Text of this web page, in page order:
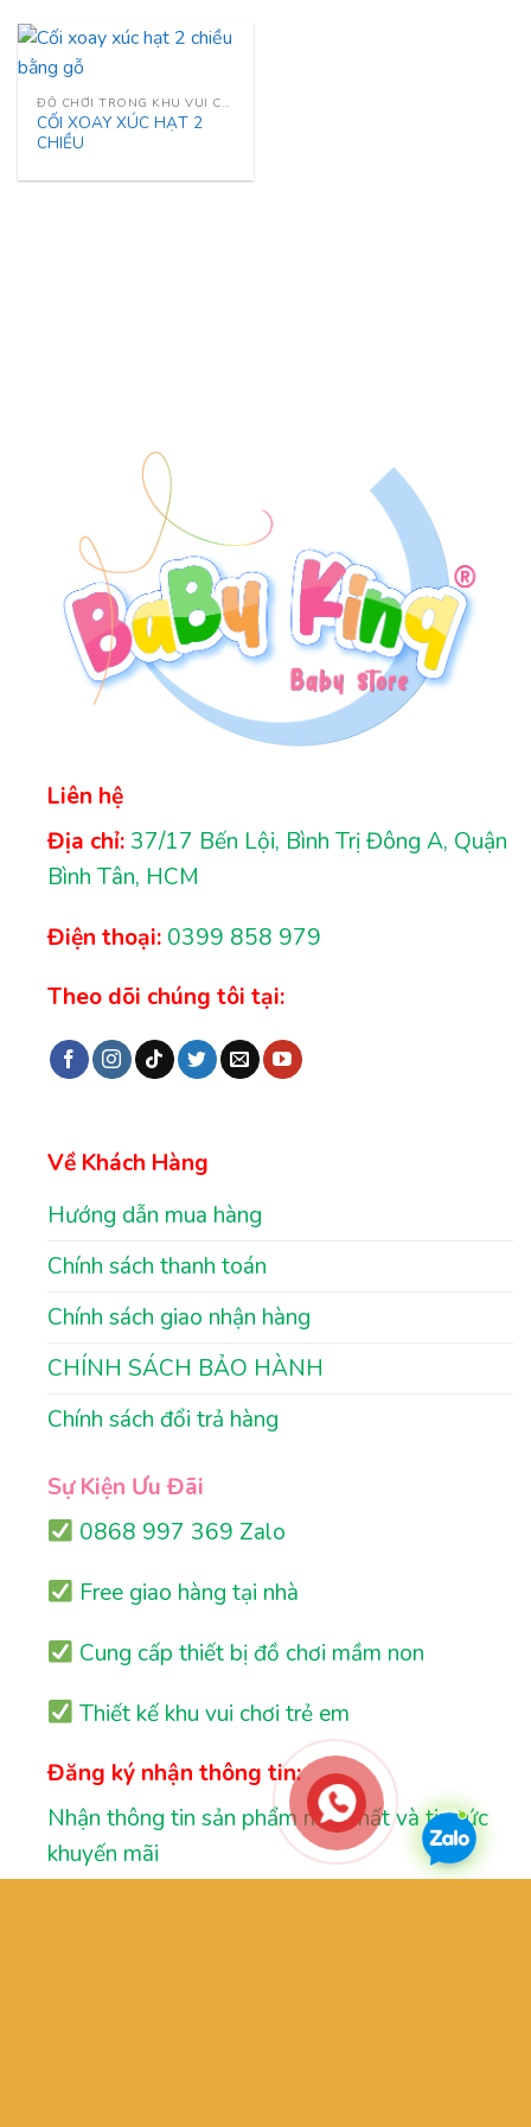
ĐỒ CHƠI TRONG KHU VUI CHƠI
CỐI XOAY XÚC HẠT 2
CHIỀU
Liên hệ
Địa chỉ: 37/17 Bến Lội, Bình Trị Đông A, Quận
Bình Tân, HCM
Điện thoại: 0399 858 979
Theo dõi chúng tôi tại:
Về Khách Hàng
Hướng dẫn mua hàng
Chính sách thanh toán
Chính sách giao nhận hàng
CHÍNH SÁCH BẢO HÀNH
Chính sách đổi trả hàng
Sự Kiện Ưu Đãi
0868 997 369 Zalo
Free giao hàng tại nhà
Cung cấp thiết bị đồ chơi mầm non
Thiết kế khu vui chơi trẻ em
Đăng ký nhận thông tin:
Nhận thông tin sản phẩm mới nhất và tin tức
khuyến mãi